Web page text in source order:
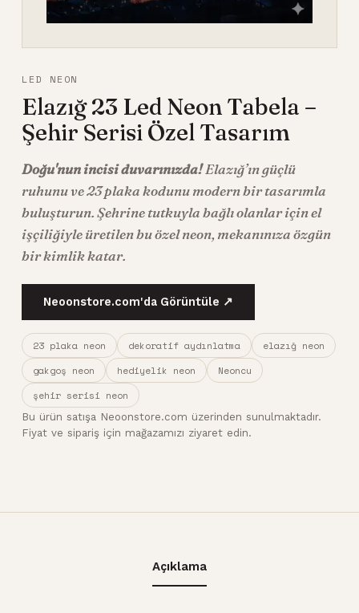
LED NEON
Elazığ 23 Led Neon Tabela –
Şehir Serisi Özel Tasarım
Doğu'nun incisi duvarınızda!Elazığ’ın güçlü
ruhunu ve 23 plaka kodunu modern bir tasarımla
buluşturun. Şehrine tutkuyla bağlı olanlar için el
işçiliğiyle üretilen bu özel neon, mekanınıza özgün
bir kimlik katar.
Neoonstore.com'da Görüntüle ↗
23 plaka neon dekoratif aydınlatma
elazığ neon
gakgoş neon
hediyelik neon
Neoncu
şehir serisi neon
Bu ürün satışa Neoonstore.com üzerinden sunulmaktadır.
Fiyat ve sipariş için mağazamızı ziyaret edin.
Açıklama